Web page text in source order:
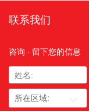
联系我们
咨询 · 留下您的信息
所在区域: